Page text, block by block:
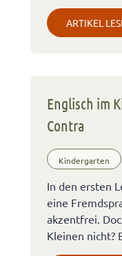
ARTIKEL
Englisch im
Contra
Kindergarten
In den ersten
eine
akzentfrei.
Kleinen nicht?